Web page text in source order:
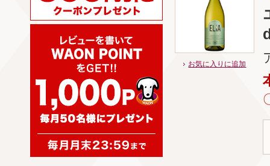
お気に入りに追加